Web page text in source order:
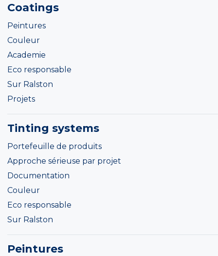
Coatings
Peintures
Couleur
Academie
Eco responsable
Sur Ralston
Projets
Tinting systems
Portefeuille de produits
Approche sérieuse par projet
Documentation
Couleur
Eco responsable
Sur Ralston
Peintures